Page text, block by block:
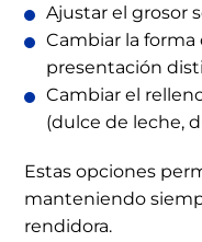
Ajustar el grosor
Cambiar la forma
presentación
Cambiar el
(dulce de leche,
Estas opciones
manteniendo
rendidora.